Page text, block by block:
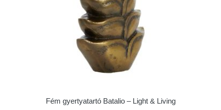
Fém gyertyatartó Batalio – Light & Living